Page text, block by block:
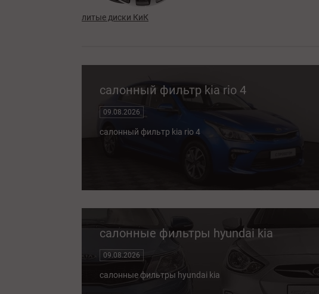
литые диски КиК
салонный фильтр kia rio 4
09.08.2026
салонный фильтр kia rio 4
салонные фильтры hyundai kia
09.08.2026
салонные фильтры hyundai kia